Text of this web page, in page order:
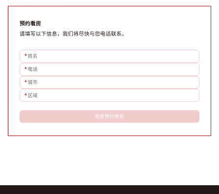
款。选址是综合性战略决策，旨在让办公
预约看房
请填写以下信息，我们将尽快与您电话联系。
*姓名
* 电话
*城市
* 区域
免费预约参观